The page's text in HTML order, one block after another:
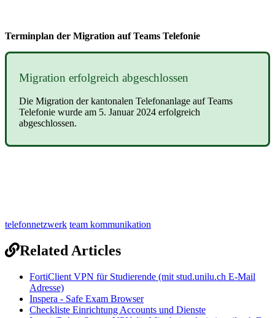
Terminplan der Migration auf Teams Telefonie
Migration erfolgreich abgeschlossen
Die Migration der kantonalen Telefonanlage auf Teams
Telefonie wurde am 5. Januar 2024 erfolgreich
abgeschlossen.
telefonnetzwerk team kommunikation
Related Articles
FortiClient VPN für Studierende (mit stud.unilu.ch E-Mail
Adresse)
Inspera - Safe Exam Browser
Checkliste Einrichtung Accounts und Dienste